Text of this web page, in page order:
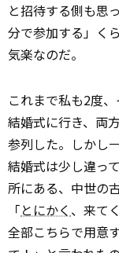
と招待する側も思
分で参加する」く
気楽なのだ。
これまで私も2度
結婚式に行き、両
参列した。しかし
結婚式は少し違っ
所にある、中世の
「とにかく 、来て
全部こちらで用意